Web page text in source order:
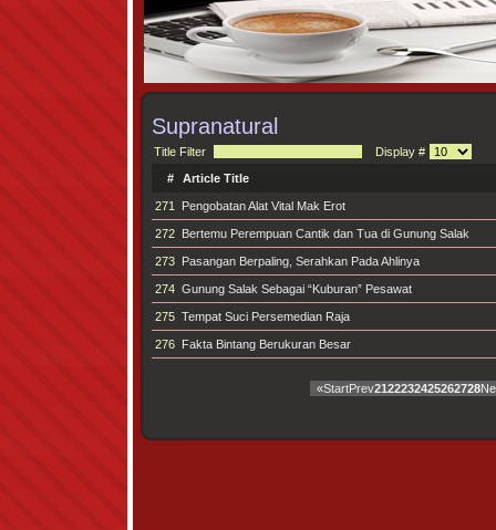
Supranatural
Title Filter
Display #
#
Article Title
271 Pengobatan Alat Vital Mak Erot
272 Bertemu Perempuan Cantik dan Tua di Gunung Salak
273 Pasangan Berpaling, Serahkan Pada Ahlinya
274 Gunung Salak Sebagai “Kuburan” Pesawat
275 Tempat Suci Persemedian Raja
276 Fakta Bintang Berukuran Besar
«StartPrev2122232425262728